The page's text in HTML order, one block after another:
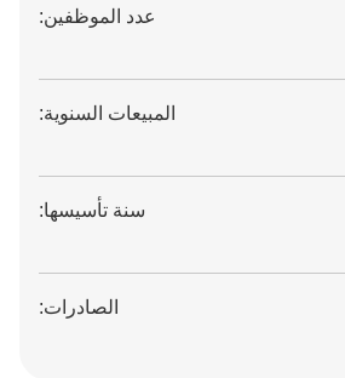
عدد الموظفين:
المبيعات السنوية:
سنة تأسيسها:
الصادرات: